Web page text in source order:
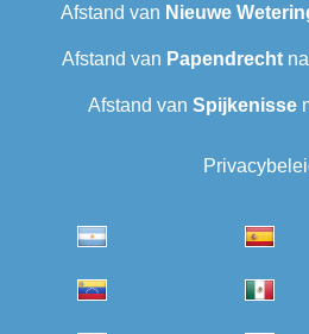
Afstand van Nieuwe
Afstand van Papendrecht
Afstand van Spijkenisse